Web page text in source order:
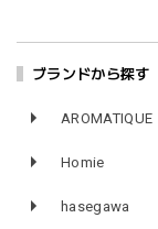
ブランドから探す
AROMATIQUE
Homie
hasegawa